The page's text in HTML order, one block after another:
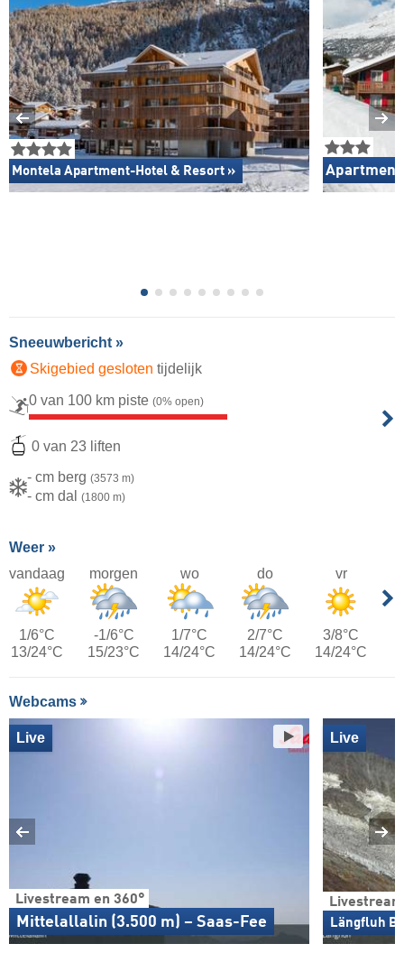
Montela Apartment-Hotel & Resort »
Sneeuwbericht »
Skigebied gesloten tijdelijk
0 van 100 km piste (0% open)
0 van 23 liften
- cm berg (3573 m)
- cm dal (1800 m)
Weer »
vandaag
1/6°C
13/24°C
morgen
-1/6°C
15/23°C
wo
1/7°C
14/24°C
do
2/7°C
14/24°C
vr
3/8°C
14/24°C
Webcams
Livestream en 360°
Mittelallalin (3.500 m) – Saas-Fee
Live
Längfluh
Live